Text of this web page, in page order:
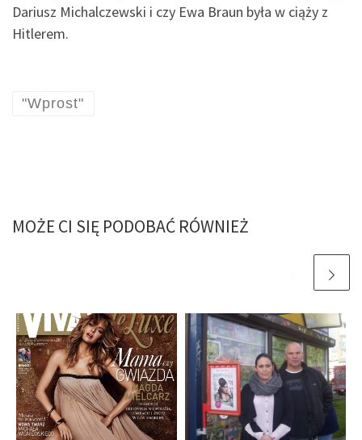
Dariusz Michalczewski i czy Ewa Braun była w ciąży z
Hitlerem.
"Wprost"
MOŻE CI SIĘ PODOBAĆ RÓWNIEŻ